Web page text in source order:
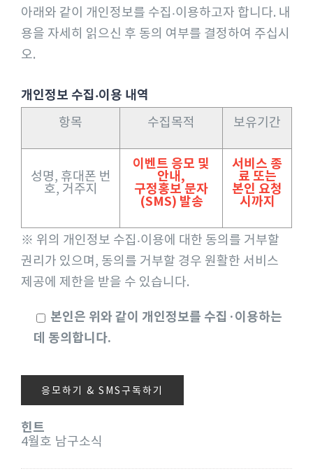
아래와 같이 개인정보를 수집‧이용하고자 합니다. 내
용을 자세히 읽으신 후 동의 여부를 결정하여 주십시
오.
개인정보 수집‧이용 내역
항목
수집목적 보유기간
성명, 휴대폰 번
호, 거주지
이벤트 응모 및
안내,
구정홍보 문자
(SMS) 발송
서비스 종
료 또는
본인 요청
시까지
※ 위의 개인정보 수집‧이용에 대한 동의를 거부할
권리가 있으며, 동의를 거부할 경우 원활한 서비스
제공에 제한을 받을 수 있습니다.
본인은 위와 같이 개인정보를 수집·이용하는
데 동의합니다.
힌트
4월호 남구소식